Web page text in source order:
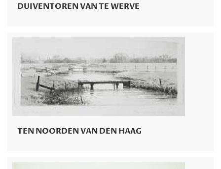
DUIVENTOREN VAN TE WERVE
TEN NOORDEN VAN DEN HAAG